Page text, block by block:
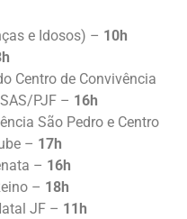
e Idosos) – 10h
Centro de Convivência
PJF – 16h
São Pedro e Centro
– 17h
– 16h
– 18h
JF – 11h